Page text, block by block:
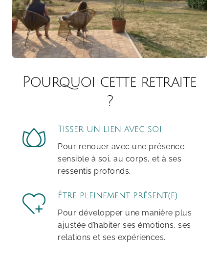
Pourquoi cette retraite
?
Tisser un lien avec soi
Pour renouer avec une présence
sensible à soi, au corps, et à ses
ressentis profonds.
Être pleinement présent(e)
Pour développer une manière plus
ajustée d’habiter ses émotions, ses
relations et ses expériences.